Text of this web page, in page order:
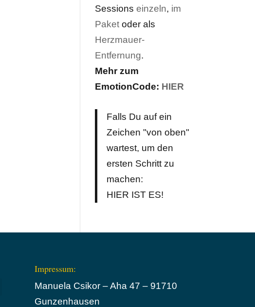
Sessionseinzeln, im
Paket oder als
Herzmauer-
Entfernung.
Mehr zum
EmotionCode: HIER
Falls Du auf ein
Zeichen "von oben"
wartest, um den
ersten Schritt zu
machen:
HIER IST ES!
Impressum:
Manuela Csikor – Aha 47 – 91710
Gunzenhausen